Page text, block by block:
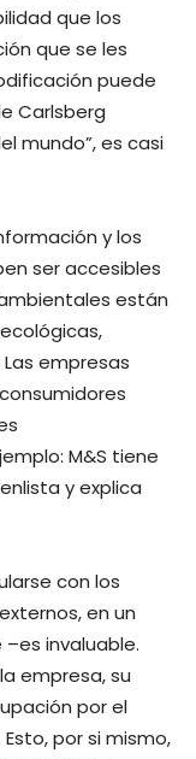
que los
que se les
puede
Carlsberg
mundo”, es casi
y los
ser accesibles
están
empresas
M&S tiene
y explica
con los
en un
invaluable.
empresa, su
por el
por si mismo,